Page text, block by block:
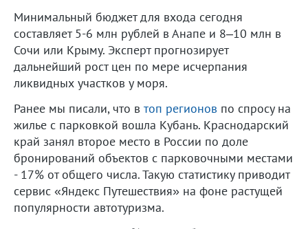
Минимальный бюджет для входа сегодня
составляет 5-6 млн рублей в Анапе и 8–10 млн в
Сочи или Крыму. Эксперт прогнозирует
дальнейший рост цен по мере исчерпания
ликвидных участков у моря.
Ранее мы писали, что в топ регионов по спросу на
жилье с парковкой вошла Кубань. Краснодарский
край занял второе место в России по доле
бронирований объектов с парковочными местами
- 17% от общего числа. Такую статистику приводит
сервис «Яндекс Путешествия» на фоне растущей
популярности автотуризма.